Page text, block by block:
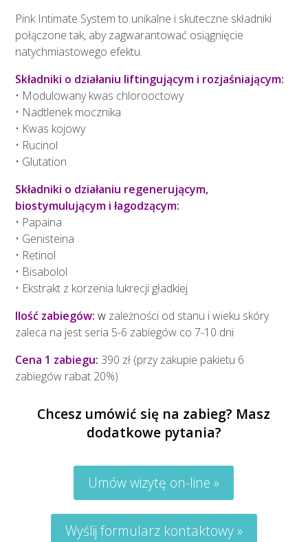
Pink Intimate System to unikalne i skuteczne składniki
połączone tak, aby zagwarantować osiągnięcie
natychmiastowego efektu.
Składniki o działaniu liftingującym i rozjaśniającym:
• Modulowany kwas chlorooctowy
• Nadtlenek mocznika
• Kwas kojowy
• Rucinol
• Glutation
Składniki o działaniu regenerującym,
biostymulującym i łagodzącym:
• Papaina
• Genisteina
• Retinol
• Bisabolol
• Ekstrakt z korzenia lukrecji gładkiej
Ilość zabiegów:w zależności od stanu i wieku skóry
zaleca na jest seria 5-6 zabiegów co 7-10 dni
Cena 1 zabiegu: 390 zł (przy zakupie pakietu 6
zabiegów rabat 20%)
Chcesz umówić się na zabieg? Masz
dodatkowe pytania?
Umów wizytę on-line »
Wyślij formularz kontaktowy »